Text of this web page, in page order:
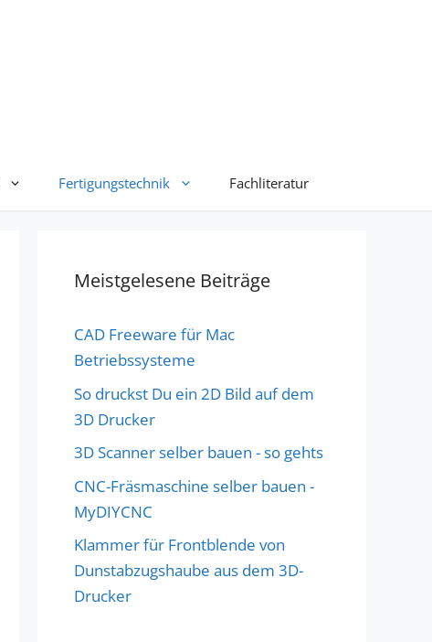
Fertigungstechnik Fachliteratur
Meistgelesene Beiträge
CAD Freeware für Mac
Betriebssysteme
So druckst Du ein 2D Bild auf dem
3D Drucker
3D Scanner selber bauen - so gehts
CNC-Fräsmaschine selber bauen -
MyDIYCNC
Klammer für Frontblende von
Dunstabzugshaube aus dem 3D-
Drucker